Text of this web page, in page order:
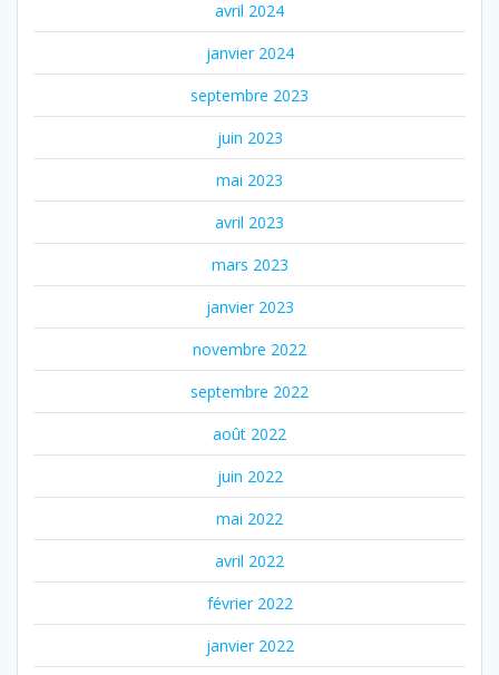
avril 2024
janvier 2024
septembre 2023
juin 2023
mai 2023
avril 2023
mars 2023
janvier 2023
novembre 2022
septembre 2022
août 2022
juin 2022
mai 2022
avril 2022
février 2022
janvier 2022